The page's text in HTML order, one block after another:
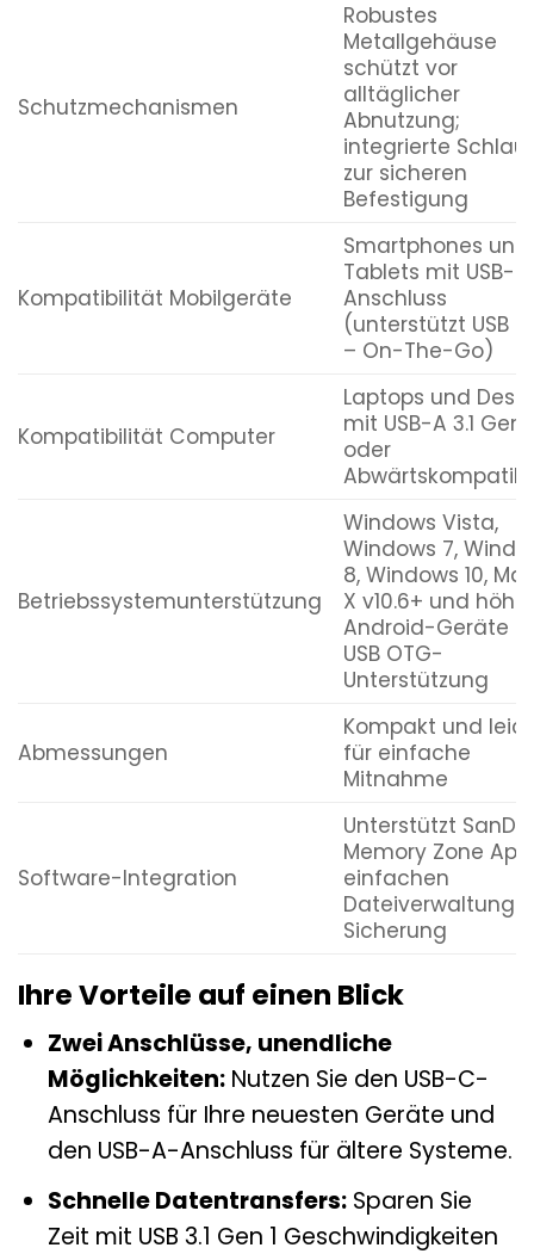
Schutzmechanismen
Robustes
Metallgehäuse
schützt vor
alltäglicher
Abnutzung;
integrierte
zur sicheren
Befestigung
Kompatibilität Mobilgeräte
Smartphones und
Tablets mit USB-C
Anschluss
(unterstützt USB
– On-The-Go)
Kompatibilität Computer
Laptops und
mit USB-A 3.1 Gen 1
oder
Betriebssystemunterstützung
Windows Vista,
Windows 7,
8, Windows 10,
X v10.6+ und
Android-Geräte
USB OTG-
Unterstützung
Abmessungen
Kompakt und
für einfache
Mitnahme
Software-Integration
Unterstützt
Memory Zone App
einfachen
Dateiverwaltung
Sicherung
Ihre Vorteile auf einen Blick
Zwei Anschlüsse, unendliche
Möglichkeiten:Nutzen Sie den USB-C-
Anschluss für Ihre neuesten Geräte und
den USB-A-Anschluss für ältere Systeme.
Schnelle Datentransfers:Sparen Sie
Zeit mit USB 3.1 Gen 1 Geschwindigkeiten